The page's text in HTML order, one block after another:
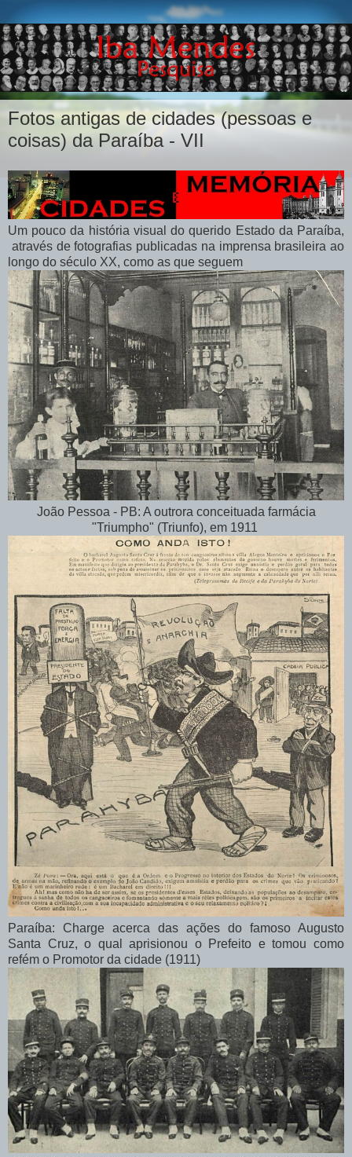
Fotos antigas de cidades (pessoas e
coisas) da Paraíba - VII
Um pouco da história visual do querido Estado da Paraíba,
através de fotografias publicadas na imprensa brasileira ao
longo do século XX, como as que seguem
João Pessoa - PB: A outrora conceituada farmácia
"Triumpho" (Triunfo), em 1911
Paraíba: Charge acerca das ações do famoso Augusto
Santa Cruz, o qual aprisionou o Prefeito e tomou como
refém o Promotor da cidade (1911)